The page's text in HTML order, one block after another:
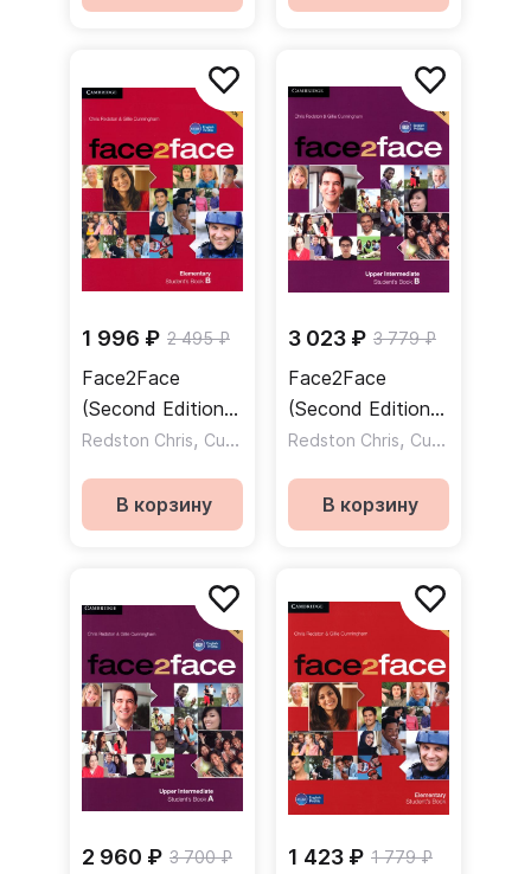
B
А
1 996 ₽ 2 495 ₽
Face2Face
(Second Edition)
Elementary
/ Учебник Часть
B
Redston Chris, Cunningham Gillie
В корзину
3 023 ₽ 3 779 ₽
Face2Face
(Second Edition)
Upper-
Student`s book B
/ Учебник Часть
Redston Chris, Cunningham Gillie
В корзину
2 960 ₽ 3 700 ₽ 1 423 ₽ 1 779 ₽